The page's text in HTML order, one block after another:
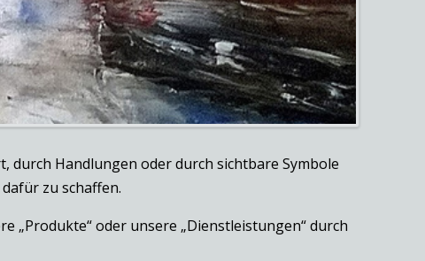
durch Handlungen oder durch sichtbare Symbole
zu schaffen.
„Produkte“ oder unsere „Dienstleistungen“ durch